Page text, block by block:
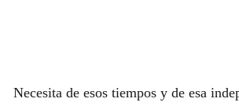
Necesita de esos tiempos y de esa